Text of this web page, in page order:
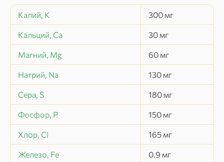
Калий, K 300 мг
Кальций, Ca 30 мг
Магний, Mg 60 мг
Натрий, Na 130 мг
Сера, S 180 мг
Фосфор, P 150 мг
Хлор, Cl 165 мг
Железо, Fe 0.9 мг